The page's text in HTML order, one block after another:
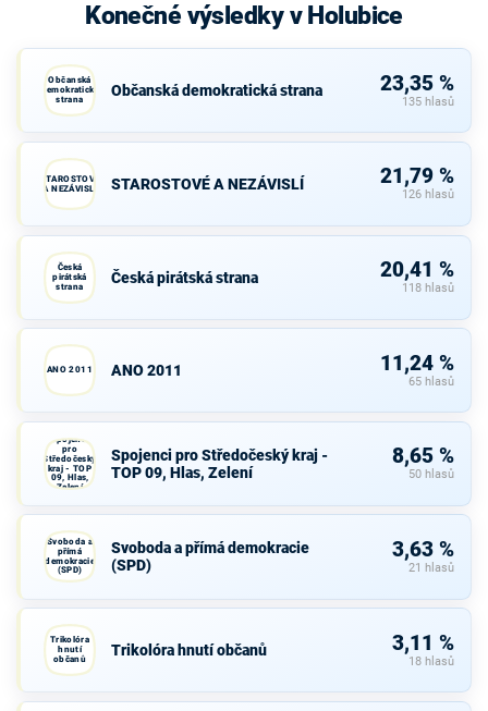
Konečné výsledky v Holubice
Občanská
demokratická
strana
Občanská demokratická strana 23,35 %
135 hlasů
STAROSTOVÉ
A NEZÁVISLÍ
STAROSTOVÉ A NEZÁVISLÍ 21,79 %
126 hlasů
Česká
pirátská
strana
Česká pirátská strana 20,41 %
118 hlasů
ANO 2011 ANO 2011 11,24 %
65 hlasů
Spojenci
pro
Středočeský
kraj - TOP
09, Hlas,
Zelení
Spojenci pro Středočeský kraj -
TOP 09, Hlas, Zelení
8,65 %
50 hlasů
Svoboda a
přímá
demokracie
(SPD)
Svoboda a přímá demokracie
(SPD)
3,63 %
21 hlasů
Trikolóra
hnutí
občanů
Trikolóra hnutí občanů 3,11 %
18 hlasů